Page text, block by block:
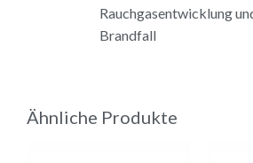
Rauchgasentwicklung
Brandfall
Ähnliche Produkte